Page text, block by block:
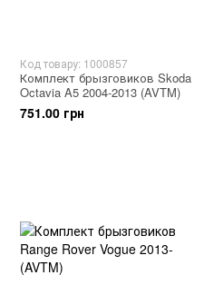
Код товару: 1000857
Комплект брызговиков Skoda
Octavia A5 2004-2013 (AVTM)
751.00 грн